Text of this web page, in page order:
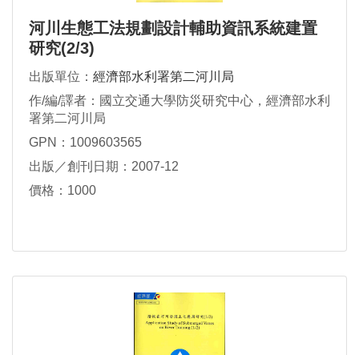
河川生態工法規劃設計輔助資訊系統建置
研究(2/3)
出版單位： 經濟部水利署第二河川局
作/編/譯者：國立交通大學防災研究中心，經濟部水利
署第二河川局
GPN：1009603565
出版／創刊日期：2007-12
價格：1000